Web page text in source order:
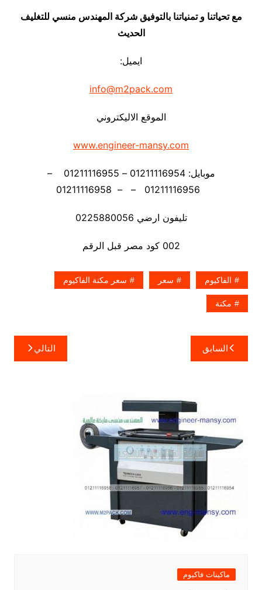
مع تحياتنا و تمنياتنا بالتوفيق شركة المهندس منسي للتغليف
الحديث
ايميل:
info@m2pack.com
الموقع الاليكتروني
www.engineer-mansy.com
موبايل: 01211116954 – 01211116955 –
تليفون ارضي 0225880056
002 كود مصر قبل الرقم
الفاكيوم سعر سعر مكنة الفاكيوم
مكنة
تصفّح
المقالات
السابق التالي
ماكينات فاكيوم